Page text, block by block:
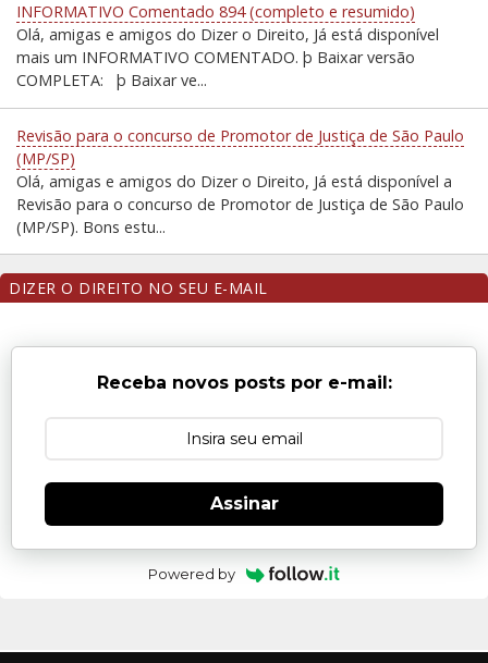
INFORMATIVO Comentado 894 (completo e resumido)
Olá, amigas e amigos do Dizer o Direito, Já está disponível
mais um INFORMATIVO COMENTADO. þ Baixar versão
COMPLETA: þ Baixar ve...
Revisão para o concurso de Promotor de Justiça de São Paulo
(MP/SP)
Olá, amigas e amigos do Dizer o Direito, Já está disponível a
Revisão para o concurso de Promotor de Justiça de São Paulo
(MP/SP). Bons estu...
DIZER O DIREITO NO SEU E-MAIL
Receba novos posts por e-mail:
Assinar
Powered by